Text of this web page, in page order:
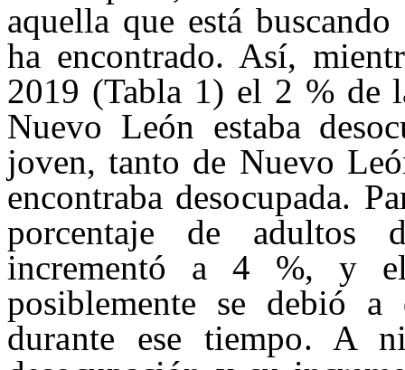
aquella que está
ha encontrado. Así,
2019 (Tabla 1) el 2 % de
Nuevo León estaba
joven, tanto de Nuevo
encontraba desocupada.
porcentaje de adultos
incrementó a 4 %, y
posiblemente se debió
durante ese tiempo. A